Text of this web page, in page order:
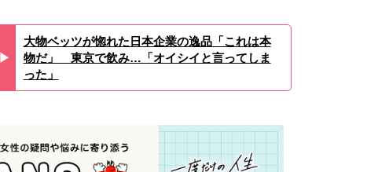
大物ベッツが惚れた日本企業の逸品「これは本
物だ」 東京で飲み…「オイシイと言ってしま
った」